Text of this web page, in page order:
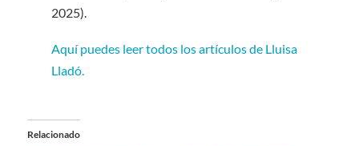
2025).
Aquí puedes leer todos los artículos de Lluisa
Lladó.
Relacionado